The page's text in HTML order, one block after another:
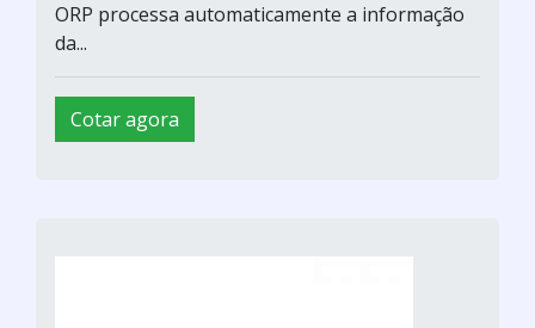
ORP processa automaticamente a informação
da...
Cotar agora